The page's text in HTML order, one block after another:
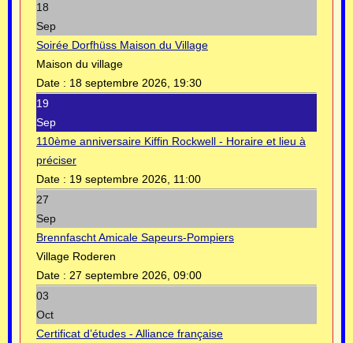
18
Sep
Soirée Dorfhüss Maison du Village
Maison du village
Date : 18 septembre 2026, 19:30
19
Sep
110ème anniversaire Kiffin Rockwell - Horaire et lieu à
préciser
Date : 19 septembre 2026, 11:00
27
Sep
Brennfascht Amicale Sapeurs-Pompiers
Village Roderen
Date : 27 septembre 2026, 09:00
03
Oct
Certificat d’études - Alliance française